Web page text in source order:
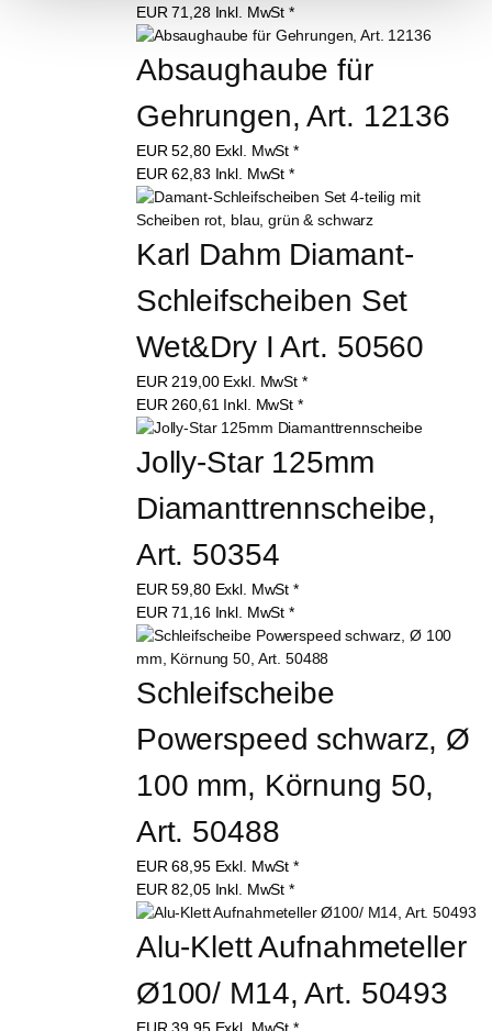
EUR71,28 Inkl. MwSt *
Absaughaube für
Gehrungen, Art. 12136
EUR52,80 Exkl. MwSt *
EUR62,83 Inkl. MwSt *
Karl Dahm Diamant-
Schleifscheiben Set
Wet&Dry I Art. 50560
EUR219,00 Exkl. MwSt *
EUR260,61 Inkl. MwSt *
Jolly-Star 125mm
Diamanttrennscheibe,
Art. 50354
EUR59,80 Exkl. MwSt *
EUR71,16 Inkl. MwSt *
Schleifscheibe
Powerspeed schwarz, Ø
100 mm, Körnung 50,
Art. 50488
EUR68,95 Exkl. MwSt *
EUR82,05 Inkl. MwSt *
Alu-Klett Aufnahmeteller
Ø100/ M14, Art. 50493